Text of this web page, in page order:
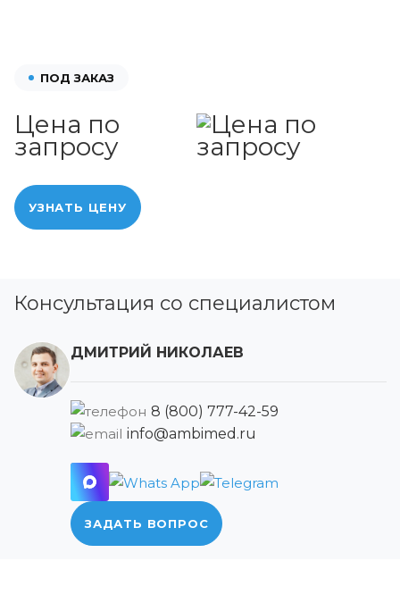
ПОД ЗАКАЗ
Цена по
запросу
УЗНАТЬ ЦЕНУ
Консультация со специалистом
ДМИТРИЙ НИКОЛАЕВ
8 (800) 777-42-59
info@ambimed.ru
ЗАДАТЬ ВОПРОС